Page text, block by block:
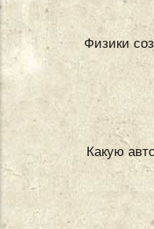
Физики
Какую